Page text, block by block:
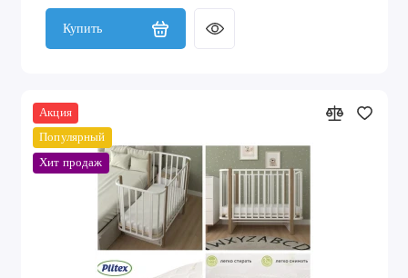
Купить
Акция
Популярный
Хит продаж